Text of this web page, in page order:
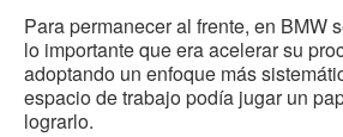
Para permanecer al frente, en BMW
lo importante que era acelerar su
adoptando un enfoque más
espacio de trabajo podía jugar un
lograrlo.